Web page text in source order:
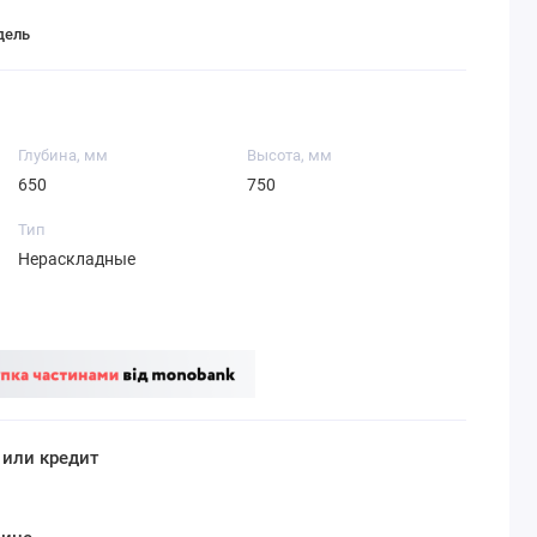
Глубина, мм
650
Высота, мм
750
Тип
Нераскладные
кредит